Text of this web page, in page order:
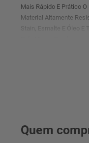
Mais Rápido E Prático
Material Altamente
Stain, Esmalte E Óleo
Quem